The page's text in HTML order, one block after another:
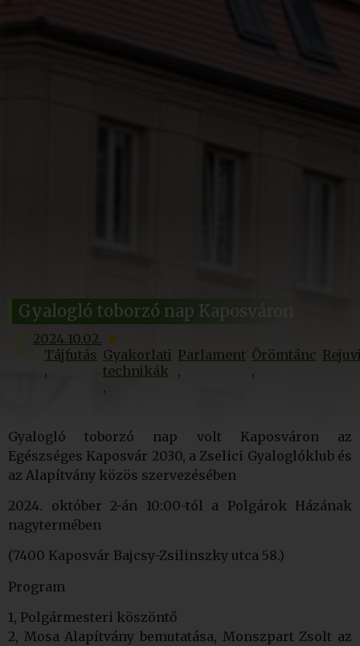
Gyalogló toborzó nap Kaposváron
2024.10.02.
Tájfutás Gyakorlati
technikák
Parlament Örömtánc
Gyalogló toborzó nap volt Kaposváron az
Egészséges Kaposvár 2030, a Zselici Gyaloglóklub és
az Alapítvány közös szervezésében
2024. október 2-án 10:00-tól a Polgárok Házának
nagytermében
(7400 Kaposvár Bajcsy-Zsilinszky utca 58.)
Program
1, Polgármesteri köszöntő
2, Mosa Alapítvány bemutatása, Monszpart Zsolt az